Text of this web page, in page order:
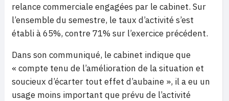
relance commerciale engagées par le cabinet. Sur
l’ensemble du semestre, le taux d’activité s’est
établi à 65%, contre 71% sur l’exercice précédent.
Dans son communiqué, le cabinet indique que
« compte tenu de l’amélioration de la situation et
soucieux d’écarter tout effet d’aubaine », il a eu un
usage moins important que prévu de l’activité